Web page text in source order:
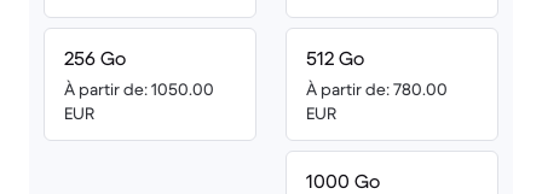
256 Go
À partir de: 1050.00
EUR
512 Go
À partir de: 780.00
EUR
1000 Go